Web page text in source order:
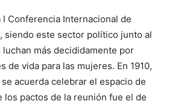
I Conferencia Internacional de
siendo este sector político junto al
más decididamente por
de vida para las mujeres. En 1910,
acuerda celebrar el espacio de
los pactos de la reunión fue el de